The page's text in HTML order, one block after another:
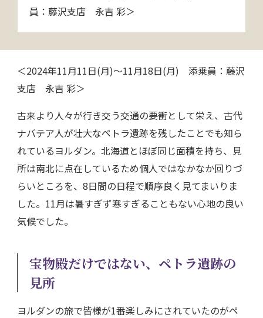
員：藤沢支店 永吉 彩＞
＜2024年11月11日(月)～11月18日(月) 添乗員：藤沢
支店 永吉 彩＞
古来より人々が行き交う交通の要衝として栄え、古代
ナバテア人が壮大なペトラ遺跡を残したことでも知ら
れているヨルダン。北海道とほぼ同じ面積を持ち、見
所は南北に点在しているため個人ではなかなか回りづ
らいところを、8日間の日程で順序良く見てまいりま
した。11月は暑すぎず寒すぎることもない心地の良い
気候でした。
宝物殿だけではない、ペトラ遺跡の
見所
ヨルダンの旅で皆様が1番楽しみにされていたのがペ